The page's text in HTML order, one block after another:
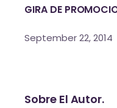
GIRA DE
September 22, 2014
Sobre El Autor.